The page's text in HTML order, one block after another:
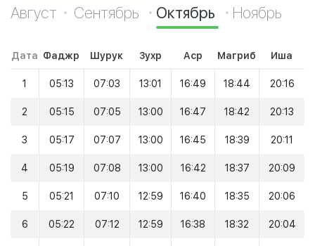
Август Сентябрь Октябрь Ноябрь
Дата Фаджр Шурук Зухр Аср Магриб Иша
1 05:13 07:03 13:01 16:49 18:44 20:16
2 05:15 07:05 13:00 16:47 18:42 20:13
3 05:17 07:07 13:00 16:45 18:39 20:11
4 05:19 07:08 13:00 16:42 18:37 20:09
5 05:21 07:10 12:59 16:40 18:35 20:06
6 05:22 07:12 12:59 16:38 18:32 20:04